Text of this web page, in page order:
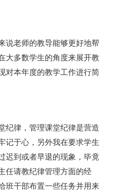
说老师的教导能够更好地帮
大多数学生的角度来展开教
对本年度的教学工作进行简
纪律，管理课堂纪律是营造
记于心，另外我在要求学生
迟到或者早退的现象，毕竟
任请教纪律管理方面的经
班干部布置一些任务并用来